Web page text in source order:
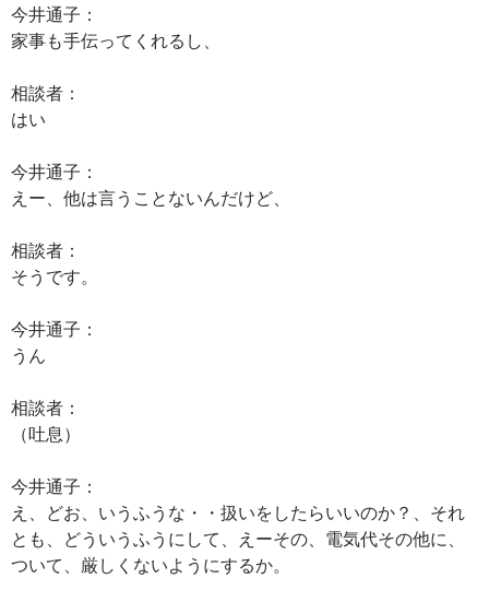
今井通子：
家事も手伝ってくれるし、
相談者：
はい
今井通子：
えー、他は言うことないんだけど、
相談者：
そうです。
今井通子：
うん
相談者：
（吐息）
今井通子：
え、どお、いうふうな・・扱いをしたらいいのか？、それ
とも、どういうふうにして、えーその、電気代その他に、
ついて、厳しくないようにするか。